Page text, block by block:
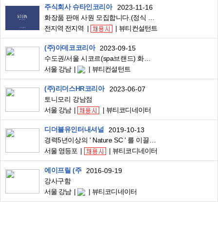
주식회사 슈타인코리아
2023-11-16
전지역 전지역
뷰티컨설턴트
(주)아데코코리아
2023-09-15
서울 강남
뷰티컨설턴트
(주)리더스HR코리아
2023-06-07
토니모리 강남점
서울 강남
뷰티코디네이터
디더블유인터내셔널
2019-10-13
서울 영등포
뷰티코디네이터
에이프릴 (주
2016-09-19
강사구함
서울 강남
뷰티코디네이터